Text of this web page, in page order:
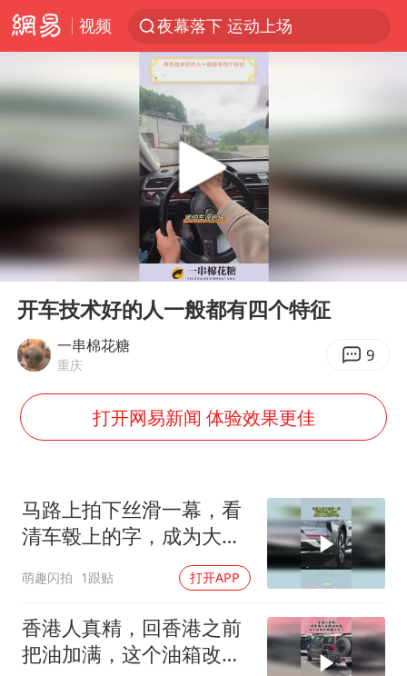
视频
夜幕落下 运动上场
美国将对多晶硅衍生品加征15%关税
泰交通部副部长回应中国人遭歧视手势
改名后的“青海拉面”店
段绚竞因公牺牲 年仅44岁
97岁英国奶奶飞上天再破吉尼斯纪录
70多岁父亲独自坐车到上海看望女儿
“不建议大家买深色蛋糕”
985博士后被曝在妻子孕期出轨后续
公司“上四休三”但要降薪1000元
如何把百年大党建设得更加坚强有力？
Play
00:00 02:58
开车技术好的人一般都有四个特征
一串棉花糖
重庆 9
打开网易新闻 体验效果更佳
马路上拍下丝滑一幕，看
清车毂上的字，成为大众
萌趣闪拍 1跟贴 打开APP
香港人真精，回香港之前
把油加满，这个油箱改的